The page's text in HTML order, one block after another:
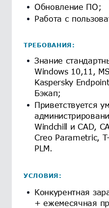
Обновление ПО;
Работа с
ТРЕБОВАНИЯ:
Знание
Windows 10,11,
Kaspersky
Бэкап;
Приветствуется
Windchill и CAD,
Creo Parametric,
PLM.
УСЛОВИЯ:
Конкурентная
+ ежемесячная